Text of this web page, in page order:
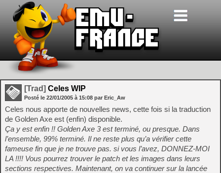
[Trad] Celes WIP
Posté le 22/01/2005 à 15:08 par Eric_Aw
Celes nous apporte de nouvelles news, cette fois si la traduction
de Golden Axe est (enfin) disponible.
Ça y est enfin !! Golden Axe 3 est terminé, ou presque. Dans
l’ensemble, 99% terminé. Il ne reste plus qu’a vérifier cette
fameuse fin que je ne trouve pas. si vous l’avez, DONNEZ-MOI
LA !!!! Vous pourrez trouver le patch et les images dans leurs
sections respectives. Maintenant, on va continuer sur la lancée